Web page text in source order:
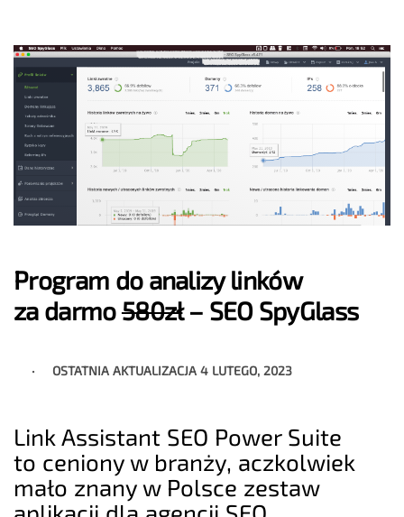
Program do analizy linków
za darmo580zł– SEO SpyGlass
OSTATNIA AKTUALIZACJA4 LUTEGO, 2023
Link Assistant SEO Power Suite
to ceniony w branży, aczkolwiek
mało znany w Polsce zestaw